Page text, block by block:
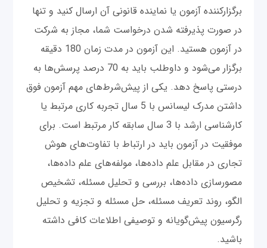
برگزارکننده آزمون یا نماینده قانونی آن ارسال کنید و تنها
در صورت پذیرفته شدن درخواست شما، مجاز به شرکت
در آزمون هستید. این آزمون در مدت زمان 180 دقیقه
برگزار می‌شود و داوطلب باید به 70 درصد پرسش‌ها به
درستی پاسخ دهد. یکی از پیش‌شرط‌های مهم آزمون فوق
داشتن مدرک لیسانس با 5 سال تجربه کاری مرتبط یا
کارشناسی ارشد با 3 سال سابقه کار مرتبط است. برای
موفقیت در آزمون باید در ارتباط با تفاوت‌های هوش
تجاری در مقابل علم داده‌ها، مولفه‌های علم داده‌ها،
مصورسازی داده‌ها، بررسی و تحلیل مسئله، تشخیص
الگو، روند تعریف مسئله، حل مسئله و تجزیه و تحلیل
رگرسیون پیش‌گویانه و توصیفی اطلاعات کافی داشته
باشید.